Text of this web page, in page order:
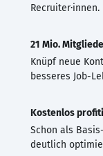
Recruiter·innen.
21 Mio.
Knüpf neue
besseres Job-
Kostenlos
Schon als
deutlich